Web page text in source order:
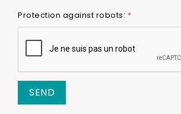
Protection against robots: *
SEND